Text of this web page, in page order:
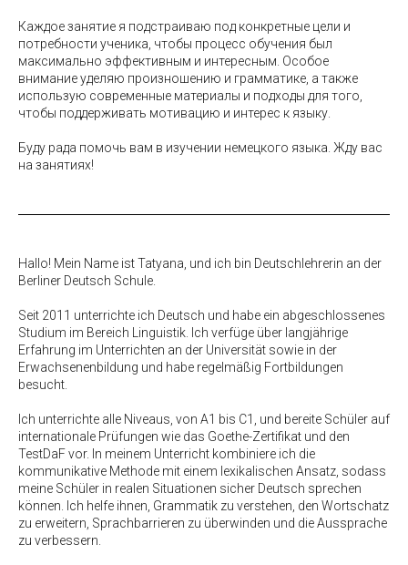
Каждое занятие я подстраиваю под конкретные цели и
потребности ученика, чтобы процесс обучения был
максимально эффективным и интересным. Особое
внимание уделяю произношению и грамматике, а также
использую современные материалы и подходы для того,
чтобы поддерживать мотивацию и интерес к языку.
Буду рада помочь вам в изучении немецкого языка. Жду вас
на занятиях!
Hallo! Mein Name ist Tatyana, und ich bin Deutschlehrerin an der
Berliner Deutsch Schule.
Seit 2011 unterrichte ich Deutsch und habe ein abgeschlossenes
Studium im Bereich Linguistik. Ich verfüge über langjährige
Erfahrung im Unterrichten an der Universität sowie in der
Erwachsenenbildung und habe regelmäßig Fortbildungen
besucht.
Ich unterrichte alle Niveaus, von A1 bis C1, und bereite Schüler auf
internationale Prüfungen wie das Goethe-Zertifikat und den
TestDaF vor. In meinem Unterricht kombiniere ich die
kommunikative Methode mit einem lexikalischen Ansatz, sodass
meine Schüler in realen Situationen sicher Deutsch sprechen
können. Ich helfe ihnen, Grammatik zu verstehen, den Wortschatz
zu erweitern, Sprachbarrieren zu überwinden und die Aussprache
zu verbessern.